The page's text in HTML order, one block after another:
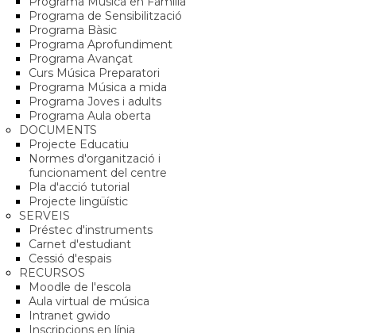
Programa de Sensibilització
Programa Bàsic
Programa Aprofundiment
Programa Avançat
Curs Música Preparatori
Programa Música a mida
Programa Joves i adults
Programa Aula oberta
DOCUMENTS
Projecte Educatiu
Normes d'organització i
funcionament del centre
Pla d'acció tutorial
Projecte lingüístic
SERVEIS
Préstec d'instruments
Carnet d'estudiant
Cessió d'espais
RECURSOS
Moodle de l'escola
Aula virtual de música
Intranet gwido
Inscripcions en línia